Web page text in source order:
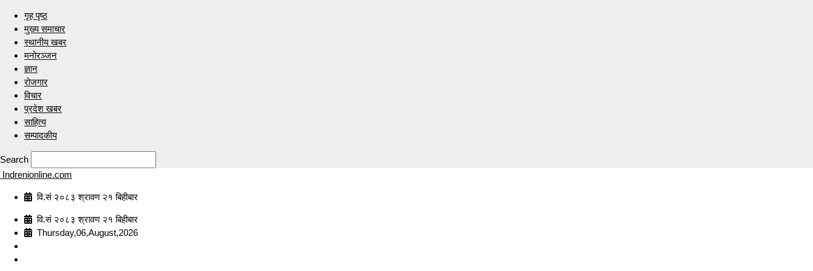
गृह पृष्ठ
मुख्य समाचार
स्थानीय खबर
मनोरञ्जन
ज्ञान
रोजगार
विचार
प्रदेश खबर
साहित्य
सम्पादकीय
Search
Indrenionline.com
वि.सं २०८३ श्रावण २१ बिहीबार
वि.सं २०८३ श्रावण २१ बिहीबार
Thursday,06,August,2026